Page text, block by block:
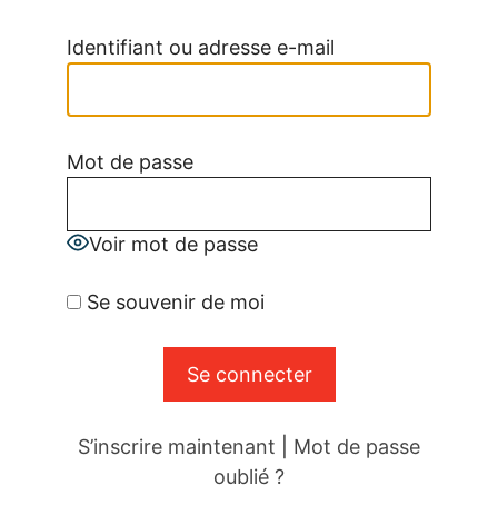
Identifiant ou adresse e-mail
Mot de passe
Voir mot de passe
Se souvenir de moi
S’inscrire maintenant
Mot de passe
oublié ?